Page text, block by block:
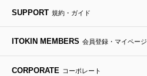
その他のグッズ・小物
SUPPORT 規約・ガイド
ITOKIN MEMBERS 会員登録・マイページ
CORPORATE コーポレート